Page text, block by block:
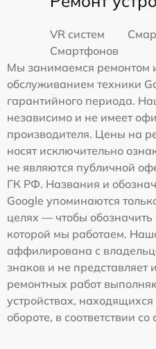
VR систем
Смартфонов
Мы занимаемся ремонтом
обслуживанием техники
гарантийного периода.
независимо и не имеет
производителя. Цены на
носят исключительно
не являются публичной
ГК РФ. Названия и
Google упоминаются
целях — чтобы обозначить
которой мы работаем.
аффилирована с
знаков и не представляет
ремонтных работ
устройствах,
обороте, в соответствии